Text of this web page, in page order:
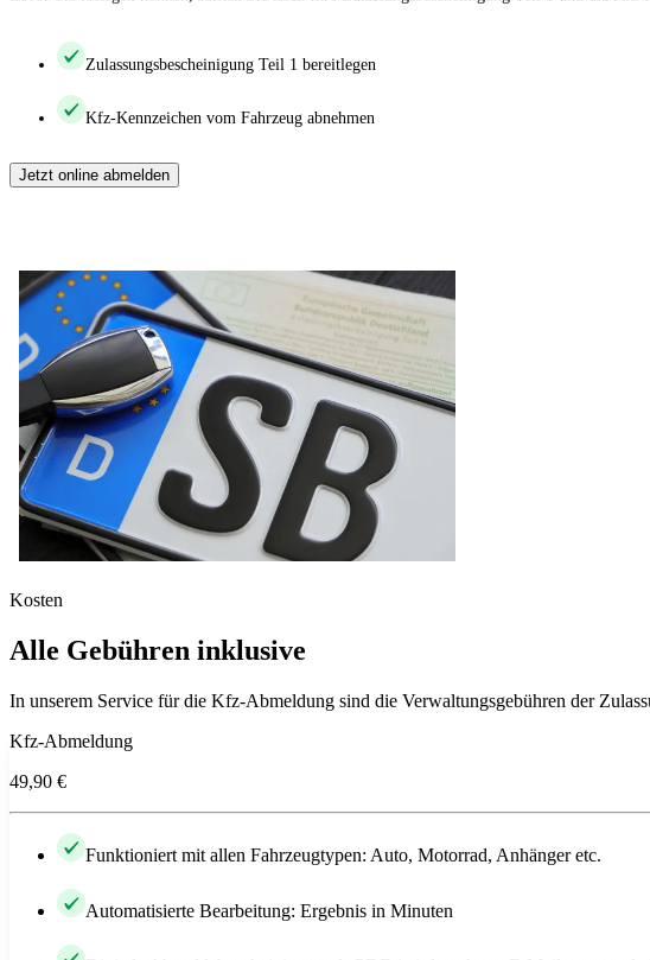
Zulassungsbescheinigung Teil 1 bereitlegen
Kfz-Kennzeichen vom Fahrzeug abnehmen
Jetzt online abmelden
Kosten
Alle Gebühren inklusive
In unserem Service für die Kfz-Abmeldung sind die Verwaltungsgebühren der
Kfz-Abmeldung
49,90 €
Funktioniert mit allen Fahrzeugtypen: Auto, Motorrad, Anhänger etc.
Automatisierte Bearbeitung: Ergebnis in Minuten